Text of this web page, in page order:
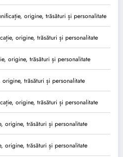
origine, trăsături și personalitate
origine, trăsături și personalitate
origine, trăsături și personalitate
origine, trăsături și personalitate
origine, trăsături și personalitate
origine, trăsături și personalitate
origine, trăsături și personalitate